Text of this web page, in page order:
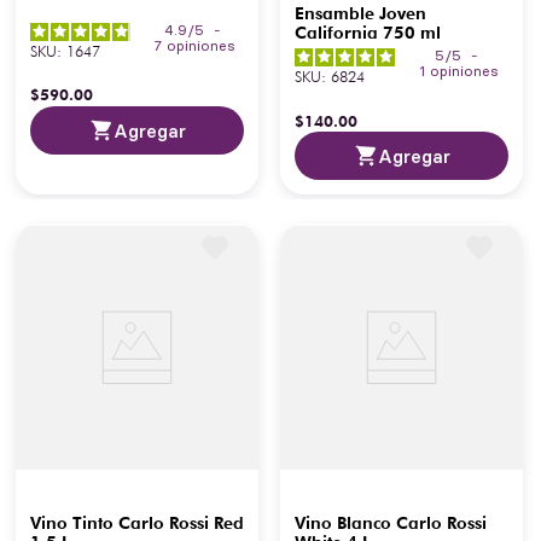
4.9 /5
-
7 opiniones
SKU: 1647
$590.00
Agregar
Ensamble Joven
California 750 ml
5 /5
-
1 opiniones
SKU: 6824
$140.00
Agregar
Vino Tinto Carlo Rossi Red
Vino Blanco Carlo Rossi